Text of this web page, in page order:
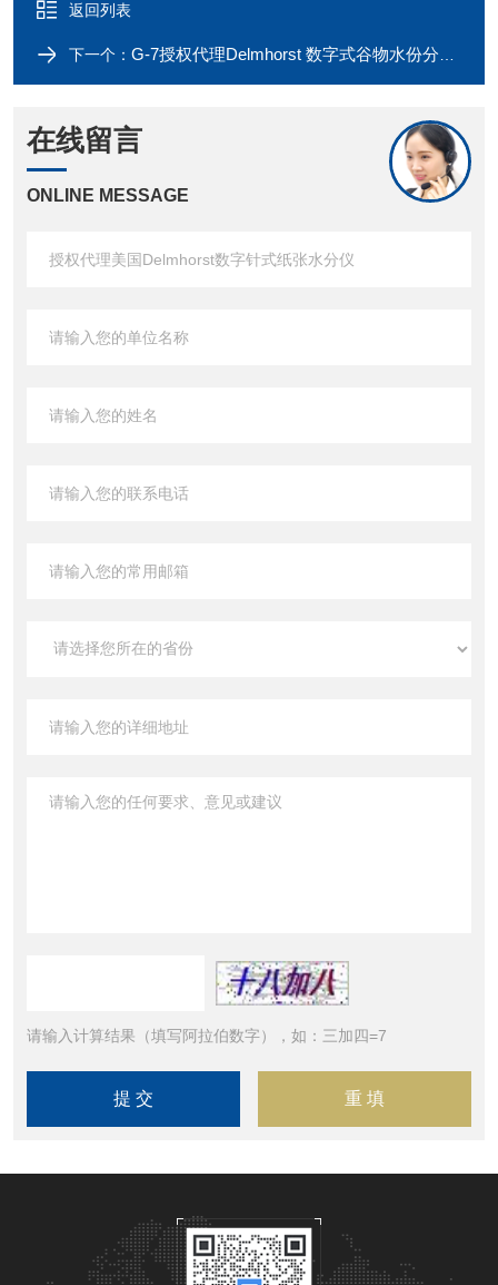
返回列表
下一个： G-7授权代理Delmhorst 数字式谷物水份分检测仪
在线留言
ONLINE MESSAGE
请输入计算结果（填写阿拉伯数字），如：三加四=7